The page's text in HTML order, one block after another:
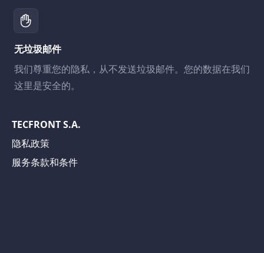
无垃圾邮件
我们尊重您的隐私，从不发送垃圾邮件。您的数据在我们
这里是安全的。
TECFRONT S.A.
隐私政策
服务条款和条件